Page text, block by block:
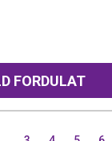
FORDULAT